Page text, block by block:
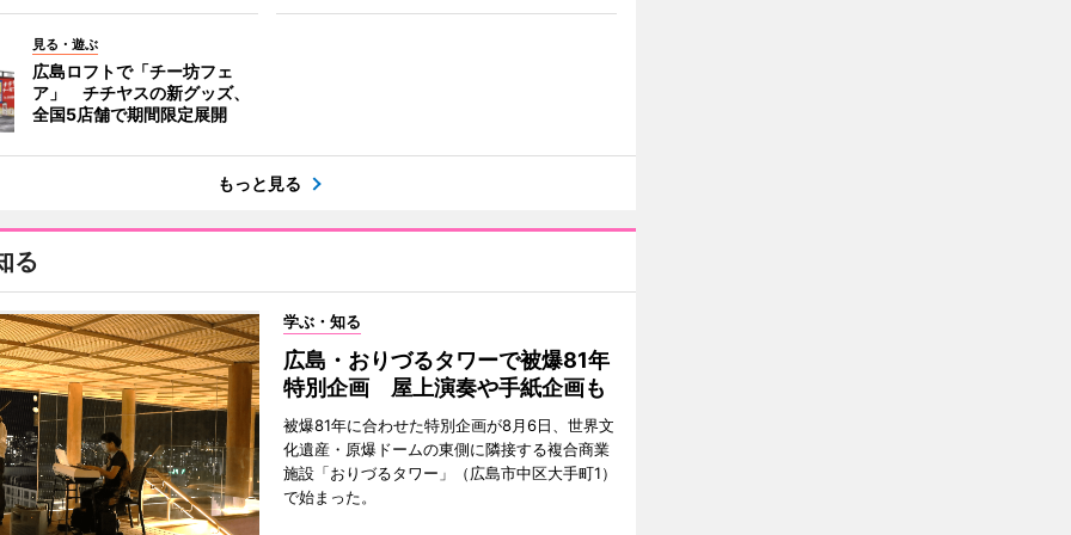
見る・遊ぶ
広島ロフトで「チー坊フェ
ア」 チチヤスの新グッズ、
全国5店舗で期間限定展開
もっと見る
る
学ぶ・知る
広島・おりづるタワーで被爆81年
特別企画 屋上演奏や手紙企画も
被爆81年に合わせた特別企画が8月6日、世界文
化遺産・原爆ドームの東側に隣接する複合商業
施設「おりづるタワー」（広島市中区大手町1）
で始まった。